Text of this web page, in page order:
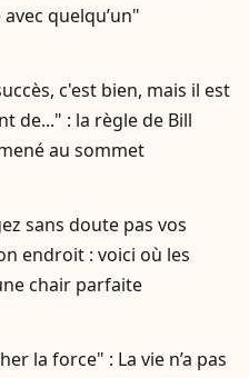
quelqu’un"
c'est bien, mais il est
de..." : la règle de Bill
au sommet
sans doute pas vos
endroit : voici où les
chair parfaite
la force" : La vie n’a pas